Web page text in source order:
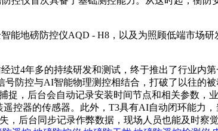
地磅防控仪AQD - H8，以及为照顾低端市场
4年多的持续研发和测试，终于推出了行业内
防控与AI智能物理测控相结合，打破了以往的
，后台会自动记录安装时间节点和相关参数，
控器的传感器。此外，T3具有AI自动闭环能力
后台同步记录作弊数据，现场人员也能及时察